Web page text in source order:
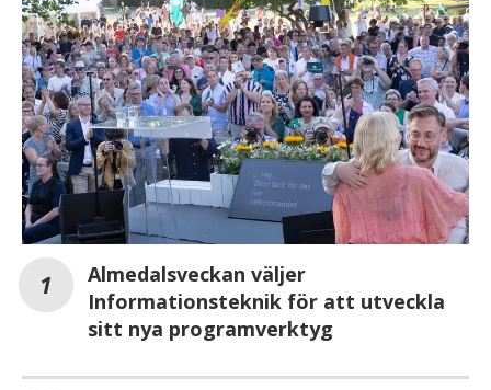
Almedalsveckan väljer
Informationsteknik för att utveckla
sitt nya programverktyg